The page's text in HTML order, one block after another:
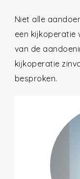
Niet alle
een kijkoperatie
van de
kijkoperatie
besproken.